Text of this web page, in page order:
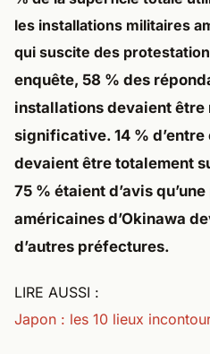
les installations militaires
qui suscite des
enquête, 58 % des
installations devaient être
significative. 14 % d’entre
devaient être totalement
75 % étaient d’avis
américaines d’Okinawa
d’autres préfectures.
LIRE AUSSI :
Japon : les 10 lieux